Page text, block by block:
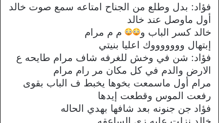
فؤاد: بدل وطلع من الجناح امتاعه سمع صوت خالد
أول ماوصل عند خالد
خالد كسر الباب و
م م مرام
إبتهال وووووووك اعليا بنيتي
فؤاد: شن في وخش للغرفه شاف مرام طايحه ع
الارض والدم في كل مكان مر رام مرام
مرام أول ماسمعت بخوها يخبط ف الباب بقوى
رفعت الموس وقطعت إيدها
فؤاد جن جنونه بعد شافها بهدي الحاله